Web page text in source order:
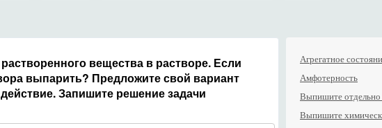
вещества в растворе. Если
выпарить? Предложите свой вариант
Запишите решение задачи
Агрегатное
Амфотерность
Выпишите
Выпишите